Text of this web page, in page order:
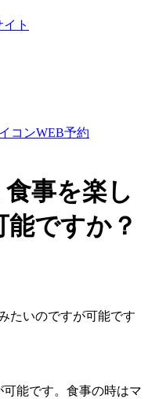
ト
WEB予約
事を楽し
ですか？
たいのですが可能です
能です。食事の時はマ